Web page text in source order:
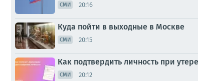
СМИ 20:16
Куда пойти в выходные в Москве
СМИ 20:15
Как подтвердить личность при
СМИ 20:12